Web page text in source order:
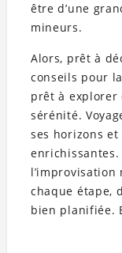
être d’une
mineurs.
Alors, prêt à
conseils pour la
prêt à
sérénité.
ses horizons
enrichissantes.
l’improvisation
chaque étape,
bien planifiée.